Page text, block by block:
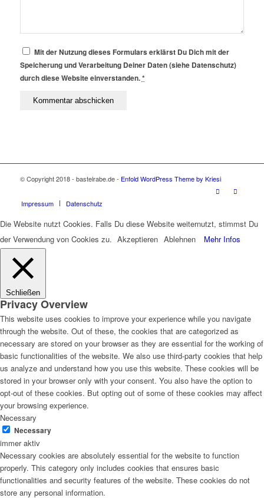
Mit der Nutzung dieses Formulars erklärst Du Dich mit der
Speicherung und Verarbeitung Deiner Daten (siehe Datenschutz)
durch diese Website einverstanden.*
© Copyright 2018 - bastelrabe.de - Enfold WordPress Theme by Kriesi
Impressum Datenschutz
Die Website nutzt Cookies. Falls Du diese Website weiternutzt, stimmst Du
der Verwendung von Cookies zu. Akzeptieren Ablehnen Mehr Infos
Schließen
Privacy Overview
This website uses cookies to improve your experience while you navigate
through the website. Out of these, the cookies that are categorized as
necessary are stored on your browser as they are essential for the working of
basic functionalities of the website. We also use third-party cookies that help
us analyze and understand how you use this website. These cookies will be
stored in your browser only with your consent. You also have the option to
opt-out of these cookies. But opting out of some of these cookies may affect
your browsing experience.
Necessary
Necessary
immer aktiv
Necessary cookies are absolutely essential for the website to function
properly. This category only includes cookies that ensures basic
functionalities and security features of the website. These cookies do not
store any personal information.